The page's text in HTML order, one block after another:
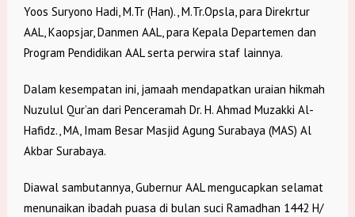
Yoos Suryono Hadi, M.Tr (Han)., M.Tr.Opsla, para Direkrtur
AAL, Kaopsjar, Danmen AAL, para Kepala Departemen dan
Program Pendidikan AAL serta perwira staf lainnya.
Dalam kesempatan ini, jamaah mendapatkan uraian hikmah
Nuzulul Qur’an dari Penceramah Dr. H. Ahmad Muzakki Al-
Hafidz., MA, Imam Besar Masjid Agung Surabaya (MAS) Al
Akbar Surabaya.
Diawal sambutannya, Gubernur AAL mengucapkan selamat
menunaikan ibadah puasa di bulan suci Ramadhan 1442 H/